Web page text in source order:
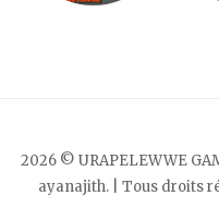
2026 © URAPELEWWE
ayanajith. | Tous droits